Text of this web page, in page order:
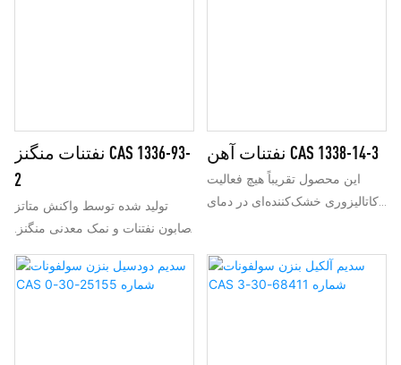
جایگزین شکر استفاده می‌شود.
نفتنات منگنز CAS 1336-93-
2
تولید شده توسط واکنش متاتز
صابون نفتنات و نمک معدنی منگنز.
عملکرد خشک شوندگی خوب برای
رنگ‌ها، محلول در روغن معدنی با
اشتعال بالا، پایدار برای
نفتنات آهن CAS 1338-14-3
این محصول تقریباً هیچ فعالیت
کاتالیزوری خشک‌کننده‌ای در دمای
شرایط دمای بالا ارائه می‌دهد.
می‌توان از آن به عنوان خشک‌کن